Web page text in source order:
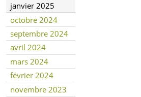
janvier 2025
octobre 2024
septembre 2024
avril 2024
mars 2024
février 2024
novembre 2023